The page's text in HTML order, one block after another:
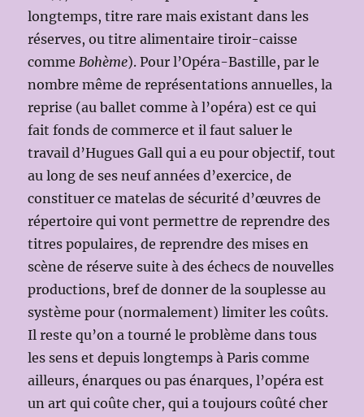
longtemps, titre rare mais existant dans les
réserves, ou titre alimentaire tiroir-caisse
comme Bohème). Pour l’Opéra-Bastille, par le
nombre même de représentations annuelles, la
reprise (au ballet comme à l’opéra) est ce qui
fait fonds de commerce et il faut saluer le
travail d’Hugues Gall qui a eu pour objectif, tout
au long de ses neuf années d’exercice, de
constituer ce matelas de sécurité d’œuvres de
répertoire qui vont permettre de reprendre des
titres populaires, de reprendre des mises en
scène de réserve suite à des échecs de nouvelles
productions, bref de donner de la souplesse au
système pour (normalement) limiter les coûts.
Il reste qu’on a tourné le problème dans tous
les sens et depuis longtemps à Paris comme
ailleurs, énarques ou pas énarques, l’opéra est
un art qui coûte cher, qui a toujours coûté cher